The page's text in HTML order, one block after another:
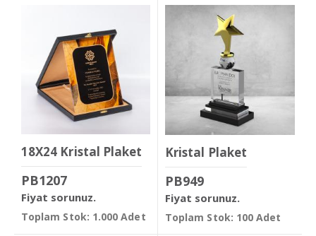
18X24 Kristal Plaket
PB1207
Fiyat sorunuz.
Toplam Stok: 1.000 Adet
Kristal Plaket
PB949
Fiyat sorunuz.
Toplam Stok: 100 Adet